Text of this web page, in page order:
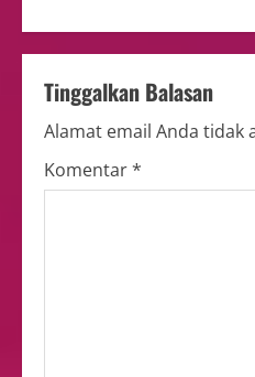
Tinggalkan Balasan
Alamat email Anda tidak
Komentar*